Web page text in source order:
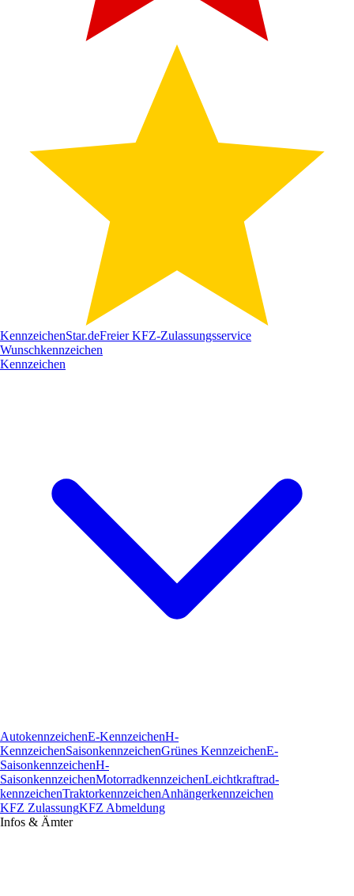
KennzeichenStar.deFreier KFZ-Zulassungsservice
Wunschkennzeichen
Kennzeichen
AutokennzeichenE-KennzeichenH-
KennzeichenSaisonkennzeichenGrünes KennzeichenE-
SaisonkennzeichenH-
SaisonkennzeichenMotorradkennzeichenLeichtkraftrad­
kennzeichenTraktorkennzeichenAnhängerkennzeichen
KFZ ZulassungKFZ Abmeldung
Infos & Ämter